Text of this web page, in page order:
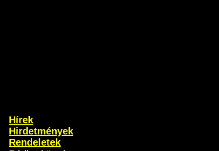
Hírek
Hirdetmények
Rendeletek